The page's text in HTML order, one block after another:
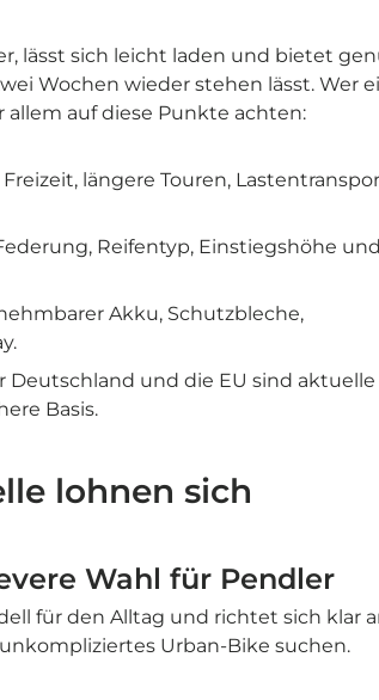
lässt sich leicht laden und bietet
Wochen wieder stehen lässt. Wer
allem auf diese Punkte achten:
längere Touren,
Reifentyp, Einstiegshöhe und
Akku, Schutzbleche,
Deutschland und die EU sind aktuelle
Basis.
lohnen sich
Wahl für Pendler
für den Alltag und richtet sich klar
Urban-Bike suchen.